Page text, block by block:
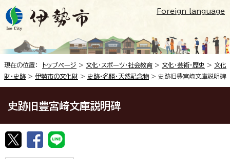
Foreign language
現在の位置： トップページ > 文化・スポーツ・社会教育 > 文化・芸術・歴史 > 文化
財・史跡 > 伊勢市の文化財 > 史跡・名勝・天然記念物 > 史跡旧豊宮崎文庫説明碑
史跡旧豊宮崎文庫説明碑